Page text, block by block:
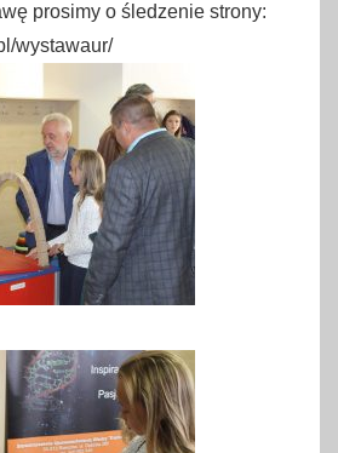
prosimy o śledzenie strony:
wystawaur/